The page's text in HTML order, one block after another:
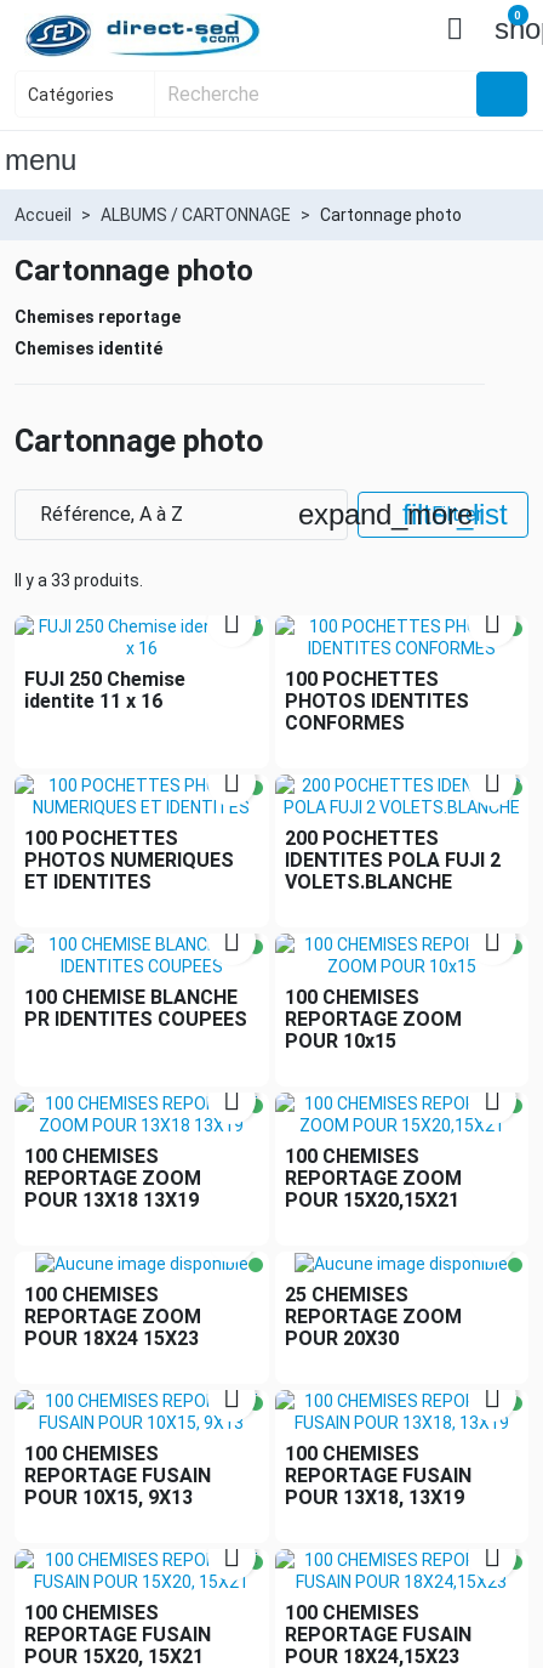
 0
menu
Accueil ALBUMS / CARTONNAGE Cartonnage photo
Cartonnage photo
Chemises reportage
Chemises identité
Cartonnage photo
Il y a 33 produits.
Référence, A à Z expand_more
filter_list
Filtrer

FUJI 250 Chemise
identite 11 x 16

100 POCHETTES
PHOTOS IDENTITES
CONFORMES

100 POCHETTES
PHOTOS NUMERIQUES
ET IDENTITES

200 POCHETTES
IDENTITES POLA FUJI 2
VOLETS.BLANCHE

100 CHEMISE BLANCHE
PR IDENTITES COUPEES

100 CHEMISES
REPORTAGE ZOOM
POUR 10x15

100 CHEMISES
REPORTAGE ZOOM
POUR 13X18 13X19

100 CHEMISES
REPORTAGE ZOOM
POUR 15X20,15X21
100 CHEMISES
REPORTAGE ZOOM
POUR 18X24 15X23
25 CHEMISES
REPORTAGE ZOOM
POUR 20X30

100 CHEMISES
REPORTAGE FUSAIN
POUR 10X15, 9X13

100 CHEMISES
REPORTAGE FUSAIN
POUR 13X18, 13X19

100 CHEMISES
REPORTAGE FUSAIN
POUR 15X20, 15X21

100 CHEMISES
REPORTAGE FUSAIN
POUR 18X24,15X23